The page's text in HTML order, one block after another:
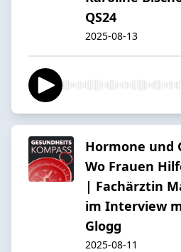
QS24
2025-08-13
Hormone und
Wo Frauen
| Fachärztin
im Interview
Glogg
2025-08-11